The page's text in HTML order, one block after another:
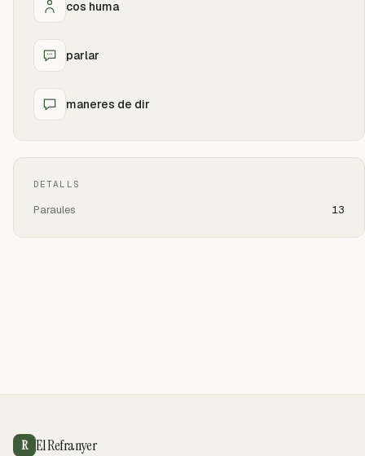
cos huma
parlar
maneres de dir
DETALLS
Paraules 13
R El Refranyer